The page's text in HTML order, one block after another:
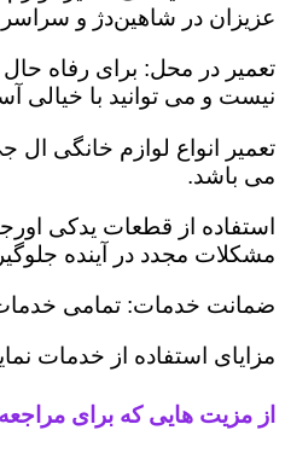
عزیزان در شاهین‌دژ و
تعمیر در محل: برای رفاه
نیست و می توانید با خیالی
تعمیر انواع لوازم خانگی
می باشد.
استفاده از قطعات یدکی
مشکلات مجدد در آینده
ضمانت خدمات: تمامی خدمات
مزایای استفاده از خدمات
از مزیت هایی که برای